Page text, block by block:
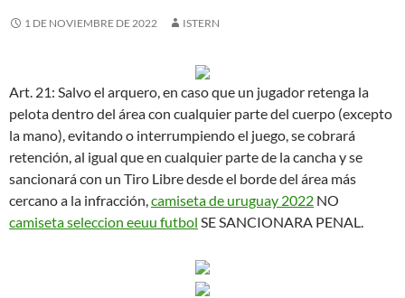
1 DE NOVIEMBRE DE 2022 ISTERN
Art. 21: Salvo el arquero, en caso que un jugador retenga la
pelota dentro del área con cualquier parte del cuerpo (excepto
la mano), evitando o interrumpiendo el juego, se cobrará
retención, al igual que en cualquier parte de la cancha y se
sancionará con un Tiro Libre desde el borde del área más
cercano a la infracción,camiseta de uruguay 2022 NO
camiseta seleccion eeuu futbol SE SANCIONARA PENAL.